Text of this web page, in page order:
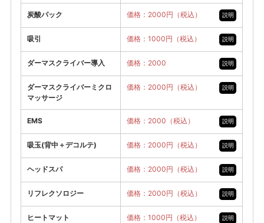
炭酸パック 説明
価格：2000円（税込）
吸引 説明
価格：1000円（税込）
ダーマスクライバー導入 説明
価格：2000
ダーマスクライバーミクロ
マッサージ
説明
価格：2000円（税込）
EMS 説明
価格：2000（税込）
吸玉(背中＋デコルテ) 説明
価格：2000円（税込）
ヘッドスパ 説明
価格：2000円（税込）
リフレクソロジー 説明
価格：2000円（税込）
ヒートマット 説明
価格：1000円（税込）